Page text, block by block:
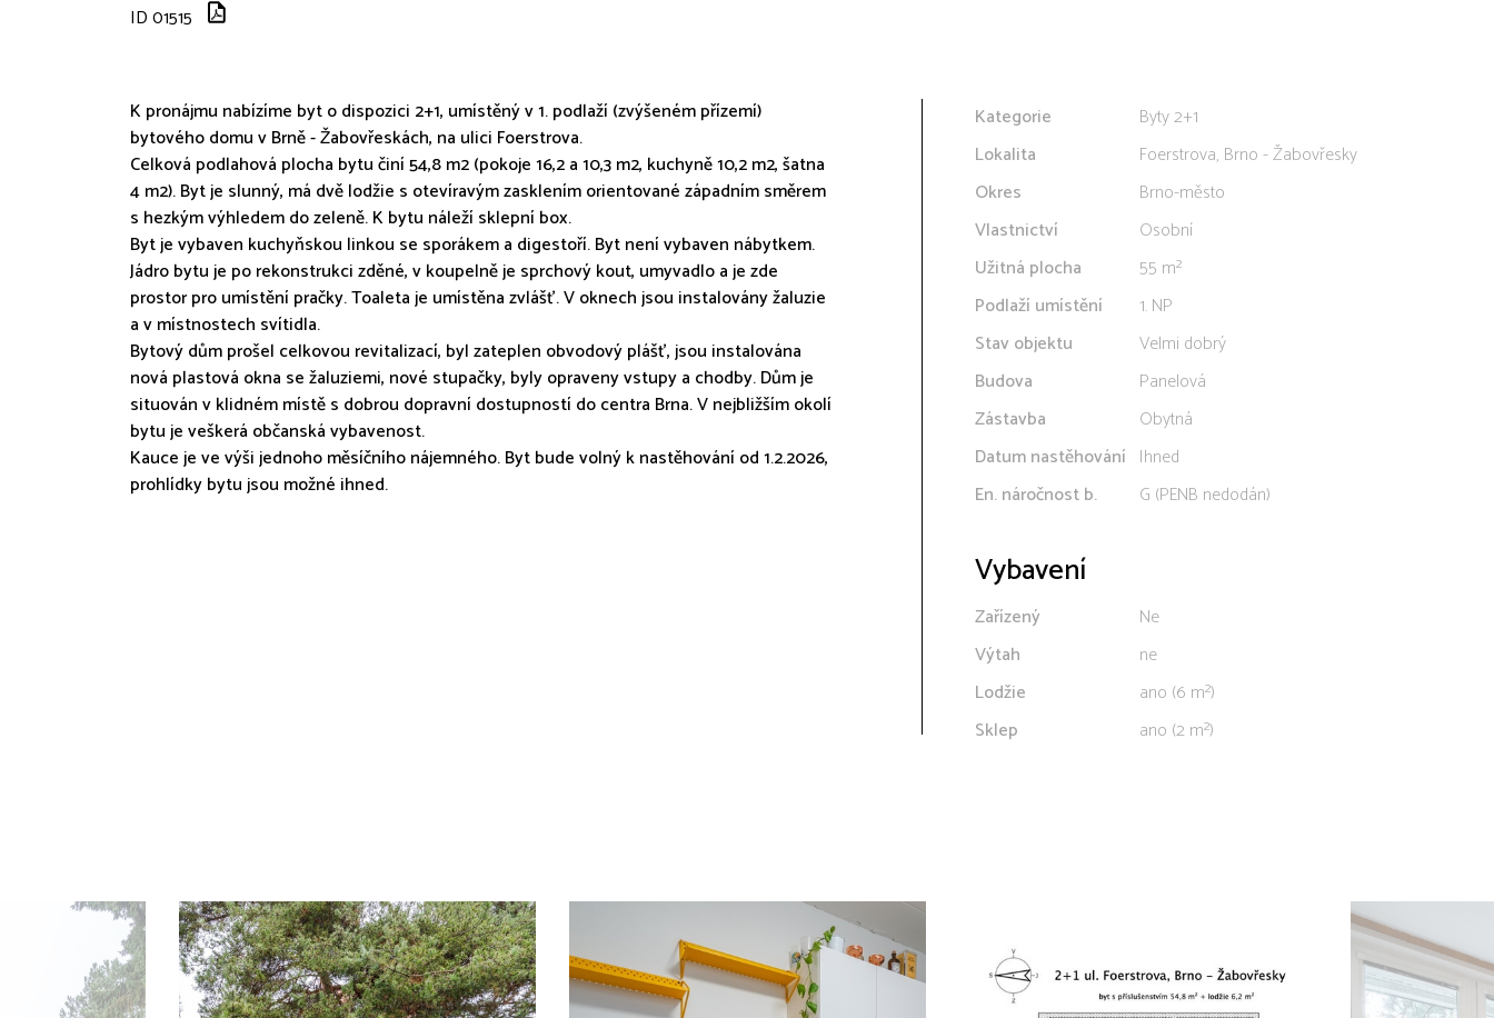
ID 01515
K pronájmu nabízíme byt o dispozici 2+1, umístěný v 1. podlaží (zvýšeném přízemí)
bytového domu v Brně - Žabovřeskách, na ulici Foerstrova.
Celková podlahová plocha bytu činí 54,8 m2 (pokoje 16,2 a 10,3 m2, kuchyně 10,2 m2, šatna
4 m2). Byt je slunný, má dvě lodžie s otevíravým zasklením orientované západním směrem
s hezkým výhledem do zeleně. K bytu náleží sklepní box.
Byt je vybaven kuchyňskou linkou se sporákem a digestoří. Byt není vybaven nábytkem.
Jádro bytu je po rekonstrukci zděné, v koupelně je sprchový kout, umyvadlo a je zde
prostor pro umístění pračky. Toaleta je umístěna zvlášť. V oknech jsou instalovány žaluzie
a v místnostech svítidla.
Bytový dům prošel celkovou revitalizací, byl zateplen obvodový plášť, jsou instalována
nová plastová okna se žaluziemi, nové stupačky, byly opraveny vstupy a chodby. Dům je
situován v klidném místě s dobrou dopravní dostupností do centra Brna. V nejbližším okolí
bytu je veškerá občanská vybavenost.
Kauce je ve výši jednoho měsíčního nájemného. Byt bude volný k nastěhování od 1.2.2026,
prohlídky bytu jsou možné ihned.
Kategorie
Byty 2+1
Lokalita
Foerstrova, Brno - Žabovřesky
Okres
Brno-město
Vlastnictví
Osobní
Užitná plocha
55 m²
Podlaží umístění
1. NP
Stav objektu
Velmi dobrý
Budova
Panelová
Zástavba
Obytná
Datum nastěhování Ihned
En. náročnost b.
G (PENB nedodán)
Vybavení
Zařízený
Ne
Výtah
ne
Lodžie
ano (6 m²)
Sklep
ano (2 m²)